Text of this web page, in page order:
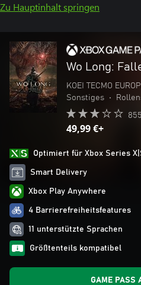
Zu Hauptinhalt springen
Wo Long:
KOEI TECMO
Sonstiges
•
855
49,99 €+
Optimiert für Xbox Series
Smart Delivery
Xbox Play Anywhere
4 Barrierefreiheitsfeatures
11 unterstützte Sprachen
Größtenteils kompatibel
GAME PASS